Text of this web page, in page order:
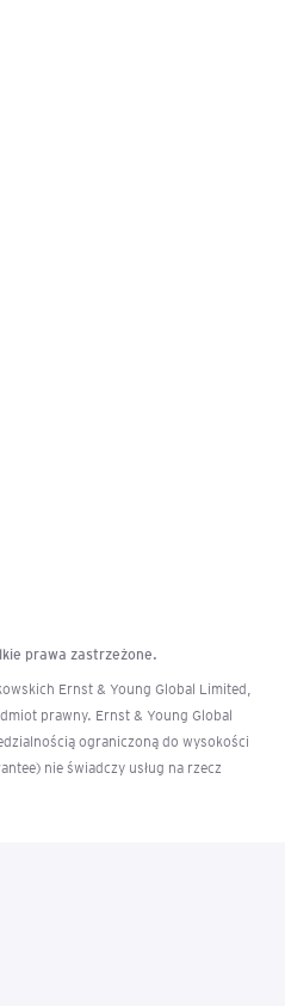
prawa zastrzeżone.
Ernst & Young Global Limited,
prawny. Ernst & Young Global
ograniczoną do wysokości
nie świadczy usług na rzecz